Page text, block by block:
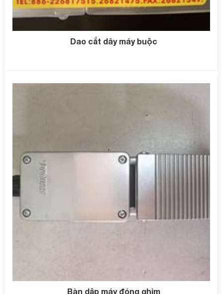
Dao cắt dây máy buộc
Bàn dập máy đóng ghim